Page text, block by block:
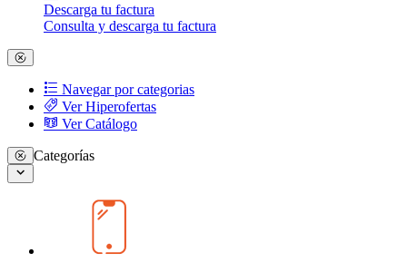
Descarga tu factura
Consulta y descarga tu factura
Navegar por categorias
Ver Hiperofertas
Ver Catálogo
Categorías